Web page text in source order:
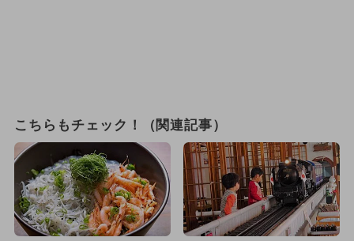
こちらもチェック！（関連記事）